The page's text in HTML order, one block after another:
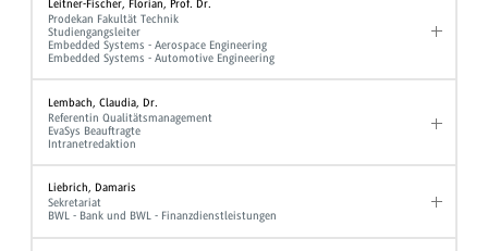
Leitner-Fischer, Florian, Prof. Dr.
Prodekan Fakultät Technik
Studiengangsleiter
Embedded Systems - Aerospace Engineering
Embedded Systems - Automotive Engineering
Lembach, Claudia, Dr.
Referentin Qualitätsmanagement
EvaSys Beauftragte
Intranetredaktion
Liebrich, Damaris
Sekretariat
BWL - Bank und BWL - Finanzdienstleistungen